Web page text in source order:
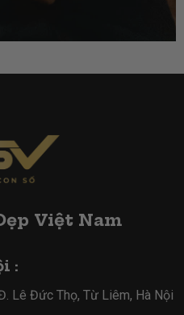
Việt Nam
:
Lê Đức Thọ, Từ Liêm, Hà Nội